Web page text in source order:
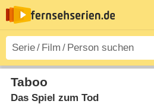
Taboo
Das Spiel zum Tod